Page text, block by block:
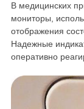
В медицинских
мониторы,
отображения
Надежные
оперативно